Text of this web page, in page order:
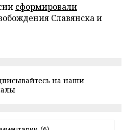
сформировали
Славянска и
на наши